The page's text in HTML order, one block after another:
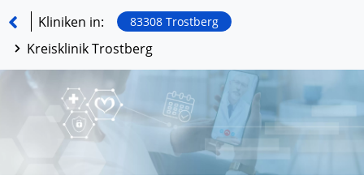
Finden
Kliniken in: 83308 Trostberg
Kreisklinik Trostberg